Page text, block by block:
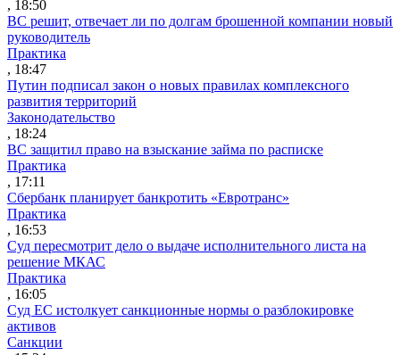
, 18:50
ВС решит, отвечает ли по долгам брошенной компании новый
руководитель
Практика
, 18:47
Путин подписал закон о новых правилах комплексного
развития территорий
Законодательство
, 18:24
ВС защитил право на взыскание займа по расписке
Практика
, 17:11
Сбербанк планирует банкротить «Евротранс»
Практика
, 16:53
Суд пересмотрит дело о выдаче исполнительного листа на
решение МКАС
Практика
, 16:05
Суд ЕС истолкует санкционные нормы о разблокировке
активов
Санкции